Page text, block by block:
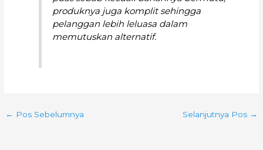
produknya juga komplit sehingga
pelanggan lebih leluasa dalam
memutuskan alternatif.
← Pos Sebelumnya Selanjutnya Pos →